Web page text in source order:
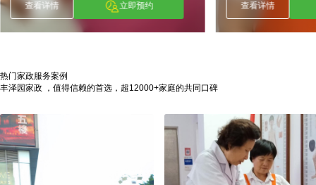
查看详情 立即预约 查看详情
热门家政服务案例
丰泽园家政 ，值得信赖的首选，超12000+家庭的共同口碑